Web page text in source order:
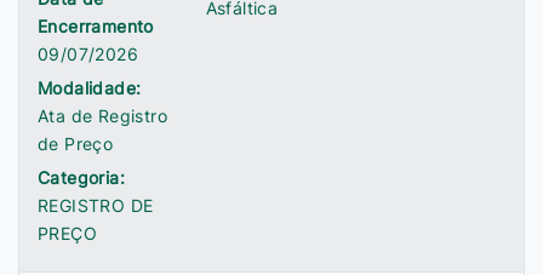
Encerramento
09/07/2026
Modalidade:
Ata de Registro
de Preço
Categoria:
REGISTRO DE
PREÇO
Asfáltica